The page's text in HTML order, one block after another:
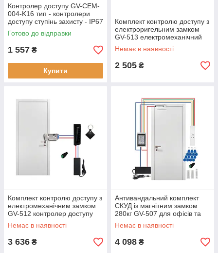
Контролер доступу GV-CEM-
004-K16 тип - контролери
доступу ступінь захисту - IP67
живлення - 12V/30mA
Готово до відправки
1 557 ₴
Купити
Комплект контролю доступу з
електроригельним замком
GV-513 електромеханічний
замок для дому та бізнесу
Немає в наявності
2 505 ₴
Комплект контролю доступу з
електромеханічним замком
GV-512 контролер доступу
GV-CEM-011 замок GV
LEMch-111
Немає в наявності
3 636 ₴
Антивандальний комплект
СКУД із магнітним замком
280кг GV-507 для офісів та
магазинів
Немає в наявності
4 098 ₴